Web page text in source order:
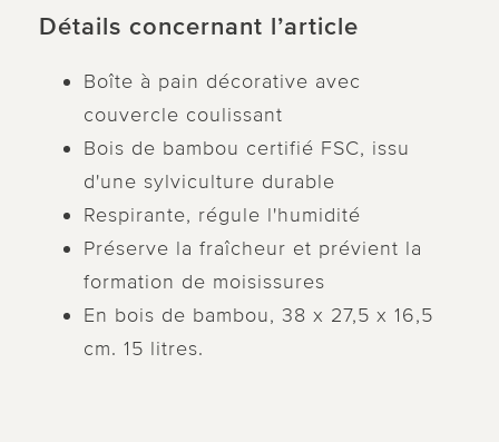
Détails concernant l’article
Boîte à pain décorative avec
couvercle coulissant
Bois de bambou certifié FSC, issu
d'une sylviculture durable
Respirante, régule l'humidité
Préserve la fraîcheur et prévient la
formation de moisissures
En bois de bambou, 38 x 27,5 x 16,5
cm. 15 litres.